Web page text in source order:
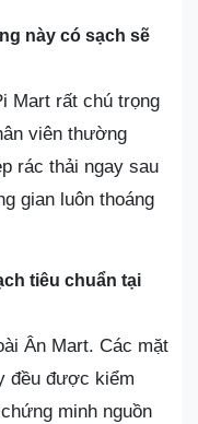
này có sạch sẽ
Mart rất chú trọng
viên thường
rác thải ngay sau
gian luôn thoáng
tiêu chuẩn tại
Ân Mart. Các mặt
đều được kiểm
minh nguồn